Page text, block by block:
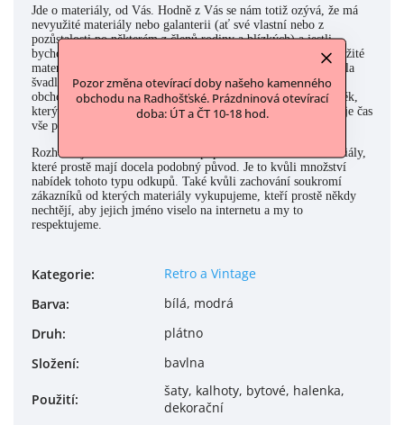
Pozor změna otevírací doby našeho kamenného
obchodu na Radhošťské. Prázdninová otevírací
doba: ÚT a ČT 10-18 hod.
Jde o materiály, od Vás. Hodně z Vás se nám totiž ozývá, že má
nevyužité materiály nebo galanterii (ať své vlastní nebo z
pozůstalosti po některém z členů rodiny a blízkých) a jestli
bychom tyto materiály nechtěli odkoupit. Často to jsou nevyužité
materiály po babičce, která celý život šila, mamince, která byla
švadlena či krejčová nebo někdo z rodiny, kdo třeba s látkami
obchodoval a zavřel své podnikání. A nebo to byl přímo člověk,
který to třeba se svými zásobami přehnal a musel usoudit, že je čas
vše poslat dál a udělat čistku. Ano, známe to všichni:)
Rozhodli jsme se takto souhrnně popisovat a označovat materiály,
které prostě mají docela podobný původ. Je to kvůli množství
nabídek tohoto typu odkupů. Také kvůli zachování soukromí
zákazníků od kterých materiály vykupujeme, kteří prostě někdy
nechtějí, aby jejich jméno viselo na internetu a my to
respektujeme.
Kategorie:
Retro a Vintage
Barva:
bílá, modrá
Druh:
plátno
Složení: bavlna
Použití:
šaty, kalhoty, bytové, halenka,
dekorační